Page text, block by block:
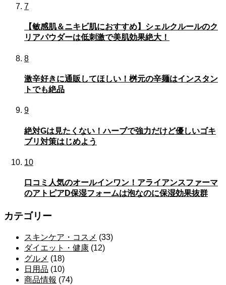
7
【敏感肌＆ニキビ肌におすすめ】シェルクルールのク
リアパウダーは低刺激で美肌効果絶大！
8
激辛好きに通販してほしい！桝元の辛麺はインスタン
トでも絶品
9
絶対Gは見たくない！ハーブで強力だけど優しいゴキ
ブリ対策はじめよう
10
口コミ人気のオールインワン！アライアンスファーマ
のアトピアD保湿フォームは泡なのに保湿効果抜群
カテゴリー
スキンケア・コスメ (33)
ダイエット・健康 (12)
グルメ (18)
日用品 (10)
商品情報 (74)